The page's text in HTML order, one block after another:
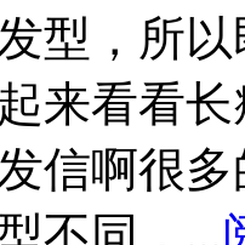
型，所
来看看
信啊很
不同，...